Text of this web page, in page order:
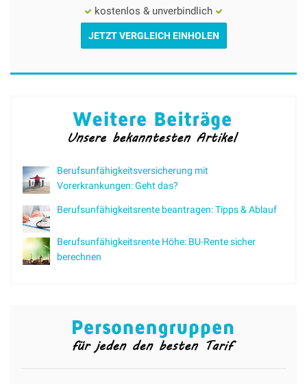
kostenlos & unverbindlich
JETZT VERGLEICH EINHOLEN
Berufsunfähigkeitsversicherung mit
Vorerkrankungen: Geht das?
Berufsunfähigkeitsrente beantragen: Tipps & Ablauf
Berufsunfähigkeitsrente Höhe: BU-Rente sicher
berechnen